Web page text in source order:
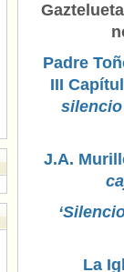
Padre
III
silencio
J.A.
La